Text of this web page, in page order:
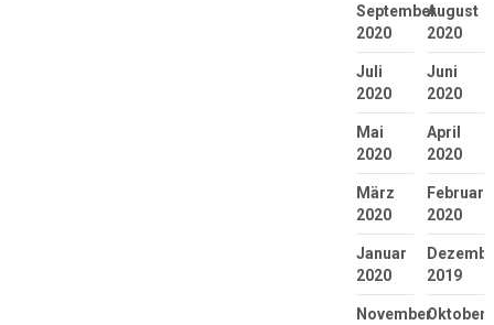
September
2020
August
2020
Juli
2020
Juni
2020
Mai
2020
April
2020
März
2020
Februar
2020
Januar
2020
2019
NovemberOktober